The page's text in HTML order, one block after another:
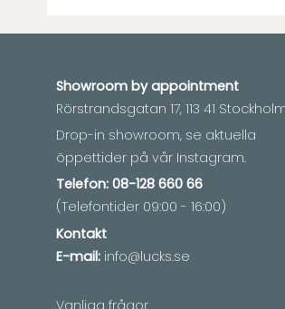
Showroom byappointment
Rörstrandsgatan 17, 113 41
Drop-in showroom, se aktuella
öppettider på vår Instagram.
Telefon: 08-128 660 66
(Telefontider 09:00 - 16:00)
Kontakt
E-mail: info@lucks.se